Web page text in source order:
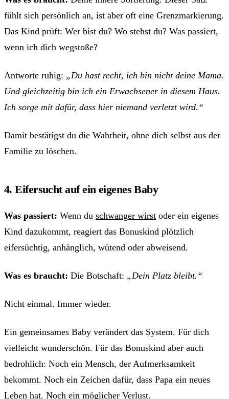
fühlt sich persönlich an, ist aber oft eine Grenzmarkierung.
Das Kind prüft: Wer bist du? Wo stehst du? Was passiert,
wenn ich dich wegstoße?
Antworte ruhig: „Du hast recht, ich bin nicht deine Mama.
Und gleichzeitig bin ich ein Erwachsener in diesem Haus.
Ich sorge mit dafür, dass hier niemand verletzt wird.“
Damit bestätigst du die Wahrheit, ohne dich selbst aus der
Familie zu löschen.
4. Eifersucht auf ein eigenes Baby
Was passiert: Wenn du schwanger wirst oder ein eigenes
Kind dazukommt, reagiert das Bonuskind plötzlich
eifersüchtig, anhänglich, wütend oder abweisend.
Was es braucht: Die Botschaft: „Dein Platz bleibt.“
Nicht einmal. Immer wieder.
Ein gemeinsames Baby verändert das System. Für dich
vielleicht wunderschön. Für das Bonuskind aber auch
bedrohlich: Noch ein Mensch, der Aufmerksamkeit
bekommt. Noch ein Zeichen dafür, dass Papa ein neues
Leben hat. Noch ein möglicher Verlust.